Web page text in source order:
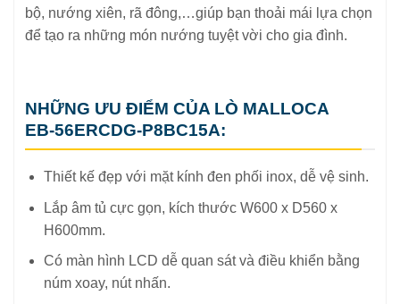
bộ, nướng xiên, rã đông,…giúp bạn thoải mái lựa chọn
để tạo ra những món nướng tuyệt vời cho gia đình.
NHỮNG ƯU ĐIỂM CỦA LÒ MALLOCA
EB-56ERCDG-P8BC15A:
Thiết kế đẹp với mặt kính đen phối inox, dễ vệ sinh.
Lắp âm tủ cực gọn, kích thước W600 x D560 x
H600mm.
Có màn hình LCD dễ quan sát và điều khiển bằng
núm xoay, nút nhấn.